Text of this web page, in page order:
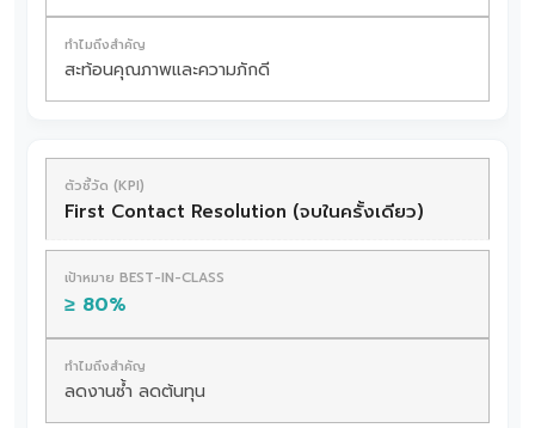
สะท้อนคุณภาพและความภักดี
First Contact Resolution (จบในครั้งเดียว)
≥ 80%
ลดงานซ้ำ ลดต้นทุน